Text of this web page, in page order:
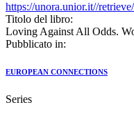
https://unora.unior.it//
Titolo del libro:
Loving Against All Odds.
Pubblicato in:
EUROPEAN CONNECTIONS
Series